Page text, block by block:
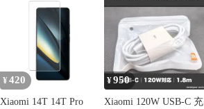
¥ 420
Xiaomi 14T 14T Pro
¥950
Xiaomi 120W USB-C 充